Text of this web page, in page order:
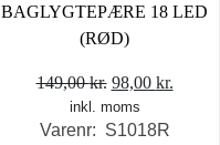
BAGLYGTEPÆRE 18 LED
(RØD)
149,00kr. Den
oprindelige
pris
98,00 kr.
inkl. moms
Varenr: S1018R